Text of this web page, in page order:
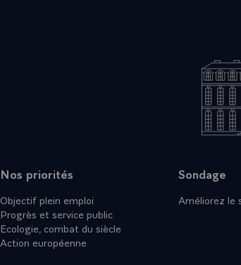
Nos priorités
Objectif plein emploi
Progrès et service public
Ecologie, combat du siècle
Action européenne
Sondage
Améliorez le